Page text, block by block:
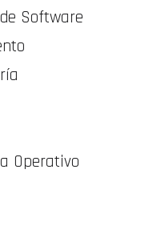
Software
Operativo